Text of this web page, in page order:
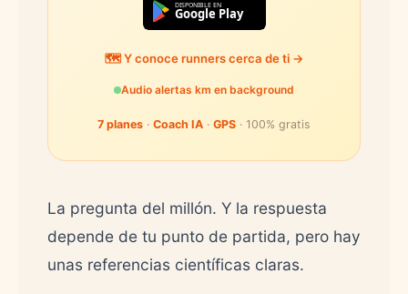
DISPONIBLE EN
Google Play
🗺️ Y conoce runners cerca de ti →
Audio alertas km en background
7 planes · Coach IA · GPS · 100% gratis
La pregunta del millón. Y la respuesta
depende de tu punto de partida, pero hay
unas referencias científicas claras.